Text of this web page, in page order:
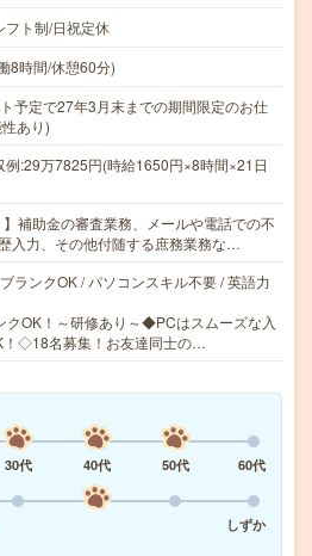
ト制/日祝定休
8時間/休憩60分)
予定で27年3月末までの期間限定のお仕
あり)
例:29万7825円(時給1650円×8時間×21日
】補助金の審査業務、メールや電話での不
入力、その他付随する庶務業務な…
ランクOK / パソコンスキル不要 / 英語力
OK！～研修あり～◆PCはスムーズな入
！◇18名募集！お友達同士の…
30代 40代 50代
60代
しずか